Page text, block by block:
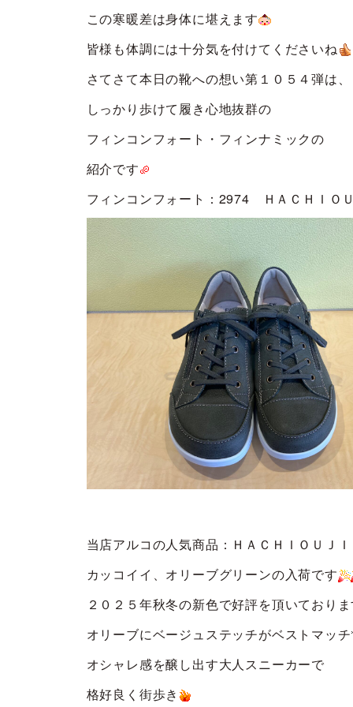
この寒暖差は身体に堪えます
皆様も体調には十分気を付けてくださいね
さてさて本日の靴への想い第１０５４弾は、
しっかり歩けて履き心地抜群の
フィンコンフォート・フィンナミックの
紹介です
フィンコンフォート：2974 ＨＡＣＨＩＯ
当店アルコの人気商品：ＨＡＣＨＩＯＵＪＩ
カッコイイ、オリーブグリーンの入荷です
２０２５年秋冬の新色で好評を頂いており
オリーブにベージュステッチがベストマッチ
オシャレ感を醸し出す大人スニーカーで
格好良く街歩き